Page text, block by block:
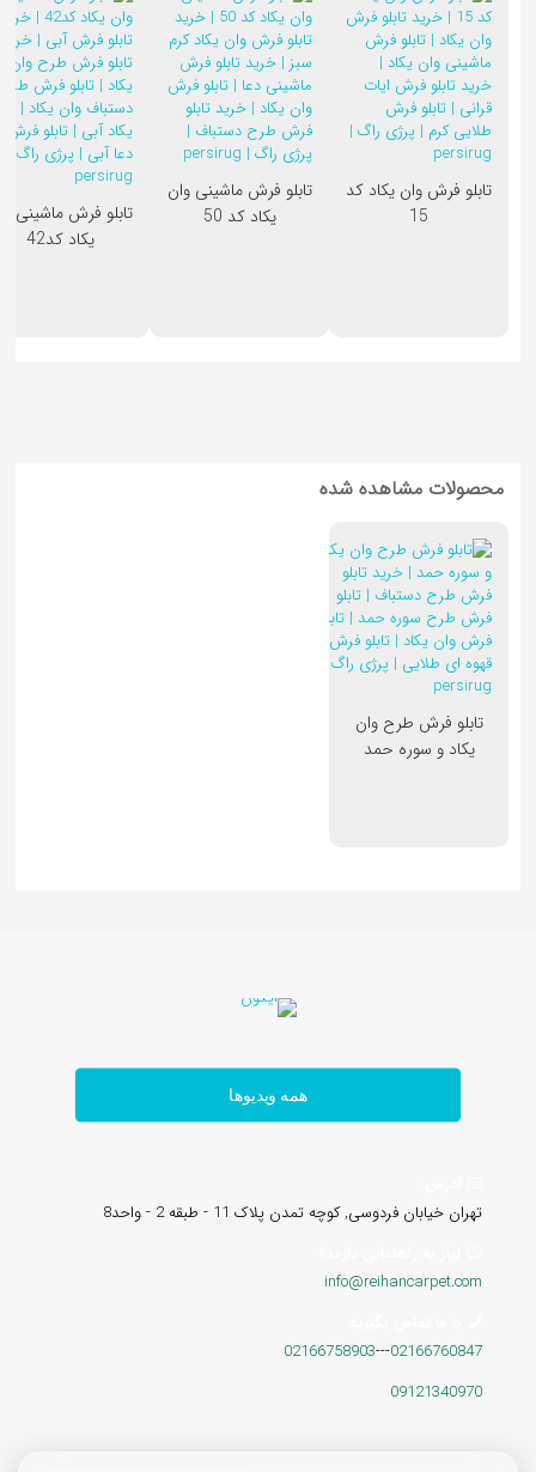
تابلو فرش وان یکاد کد
15
تابلو فرش ماشینی وان
یکاد کد 50
تابلو فرش ماشینی
یکاد کد42
محصولات مشاهده شده
تابلو فرش طرح وان
یکاد و سوره حمد
همه ویدیوها
تهران خیابان فردوسی, کوچه تمدن پلاک 11 - طبقه 2 - واحد8
info@reihancarpet.com
02166760847
---
02166758903
09121340970